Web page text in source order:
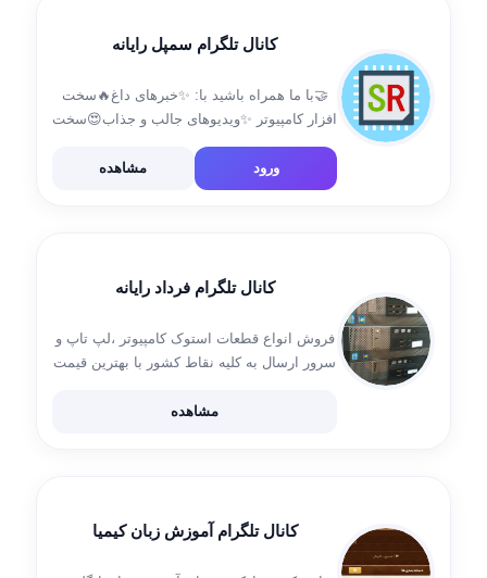
کانال تلگرام سمپل رایانه
🤝با ما همراه باشید با: ✨خبرهای داغ🔥سخت
افزار کامپیوتر ✨ویدیوهای جالب و جذاب😍سخت
ورود
مشاهده
کانال تلگرام فرداد رایانه
فروش انواع قطعات استوک کامپیوتر ،لپ تاپ و
سرور ارسال به کلیه نقاط کشور با بهترین قیمت
مشاهده
کانال تلگرام آموزش زبان کیمیا